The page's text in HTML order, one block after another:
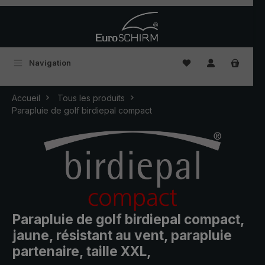
Navigation Vous avez 0
Accueil
Tous les produits
Parapluie de golf birdiepal compact
Parapluie de golf birdiepal compact,
jaune, résistant au vent, parapluie
partenaire, taille XXL,